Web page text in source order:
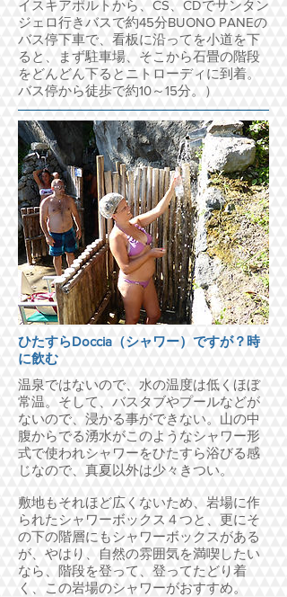
イスキアポルトから、CS、CDでサンタン
ジェロ行きバスで約45分BUONO PANEの
バス停下車で、看板に沿ってを小道を下
ると、まず駐車場、そこから石畳の階段
をどんどん下るとニトローディに到着。
バス停から徒歩で約10～15分。）
ひたすらDoccia（シャワー）ですが？時
に飲む
温泉ではないので、水の温度は低くほぼ
常温。そして、バスタブやプールなどが
ないので、浸かる事ができない。山の中
腹からでる湧水がこのようなシャワー形
式で使われシャワーをひたすら浴びる感
じなので、真夏以外は少々きつい。
敷地もそれほど広くないため、岩場に作
られたシャワーボックス４つと、更にそ
の下の階層にもシャワーボックスがある
が、やはり、自然の雰囲気を満喫したい
なら、階段を登って、登ってたどり着
く、この岩場のシャワーがおすすめ。